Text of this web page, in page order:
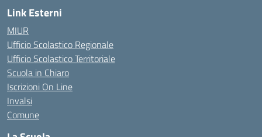
Link Esterni
MIUR
Ufficio Scolastico Regionale
Ufficio Scolastico Territoriale
Scuola in Chiaro
Iscrizioni On Line
Invalsi
Comune